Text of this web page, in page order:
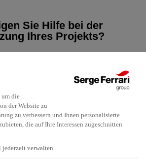
Sie Hilfe bei der
Ihres Projekts?
uns
Sie uns